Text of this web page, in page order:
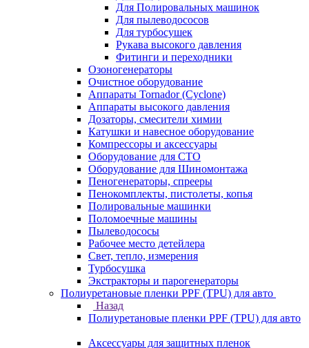
Для Полировальных машинок
Для пылеводососов
Для турбосушек
Рукава высокого давления
Фитинги и переходники
Озоногенераторы
Очистное оборудование
Аппараты Tornador (Cyclone)
Аппараты высокого давления
Дозаторы, смесители химии
Катушки и навесное оборудование
Компрессоры и аксессуары
Оборудование для СТО
Оборудование для Шиномонтажа
Пеногенераторы, спрееры
Пенокомплекты, пистолеты, копья
Полировальные машинки
Поломоечные машины
Пылеводососы
Рабочее место детейлера
Свет, тепло, измерения
Турбосушка
Экстракторы и парогенераторы
Полиуретановые пленки PPF (TPU) для авто
Назад
Полиуретановые пленки PPF (TPU) для авто
Аксессуары для защитных пленок